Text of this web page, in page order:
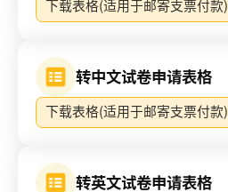
下载表格(适用于邮寄支票付款)
转中文试卷申请表格
下载表格(适用于邮寄支票付款)
转英文试卷申请表格